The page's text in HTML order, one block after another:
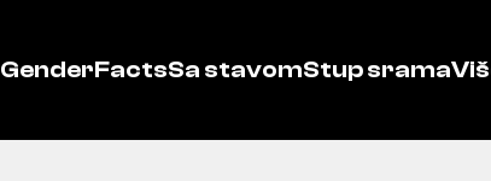
GenderFactsSa stavomStup srama